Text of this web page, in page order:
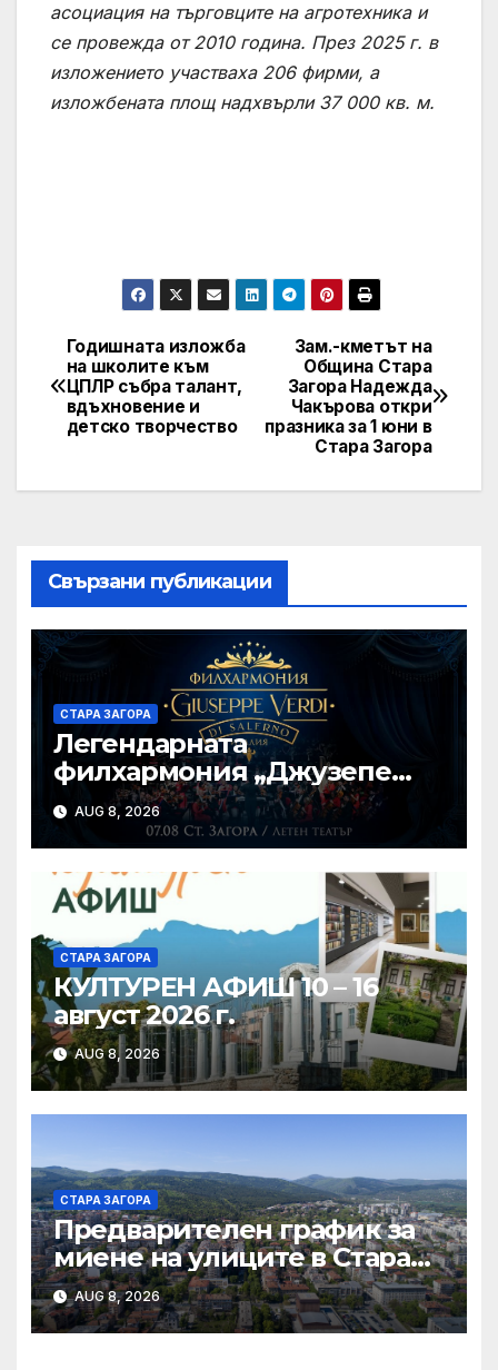
асоциация на търговците на агротехника и
се провежда от 2010 година. През 2025 г. в
изложението участваха 206 фирми, а
изложбената площ надхвърли 37 000 кв. м.
Post
navigation
Зам.-кметът на
Община Стара
Загора Надежда
Чакърова откри
празника за 1 юни в
Стара Загора
Годишната изложба
на школите към
ЦПЛР събра талант,
вдъхновение и
детско творчество
Свързани публикации
СТАРА ЗАГОРА
Легендарната
филхармония „Джузепе
Верди“ от Салерно с
концерт под звездите тази
вечер в Летен татър – Стара
Загора
AUG 8, 2026
СТАРА ЗАГОРА
КУЛТУРЕН АФИШ 10 – 16
август 2026 г.
AUG 8, 2026
СТАРА ЗАГОРА
Предварителен график за
миене на улиците в Стара
Загора за периода от
10.08.2026 до 14.08.2026 г.
AUG 8, 2026